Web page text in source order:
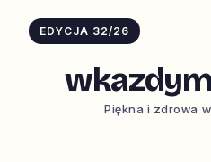
EDYCJA 32/26
Piękna i zdrowa